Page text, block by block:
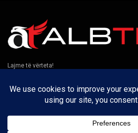
Lajme të vërteta!
Të tjera
Kontakt Puno me ne
Na ndiqni